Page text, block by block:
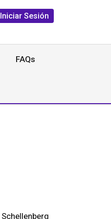
Iniciar Sesión
FAQs